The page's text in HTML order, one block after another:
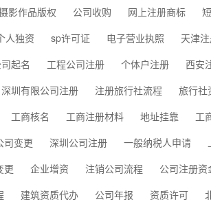
影作品版权 公司收购 网上注册商标
人独资 sp许可证 电子营业执照
天津
起名 工程公司注册 个体户注册
西安
深圳有限公司注册 注册旅行社流程
旅行社
工商核名 工商注册材料 地址挂靠
工
司变更 深圳公司注册 一般纳税人申请
更 企业增资 注销公司流程
公司注册资
建筑资质代办 公司年报 资质许可